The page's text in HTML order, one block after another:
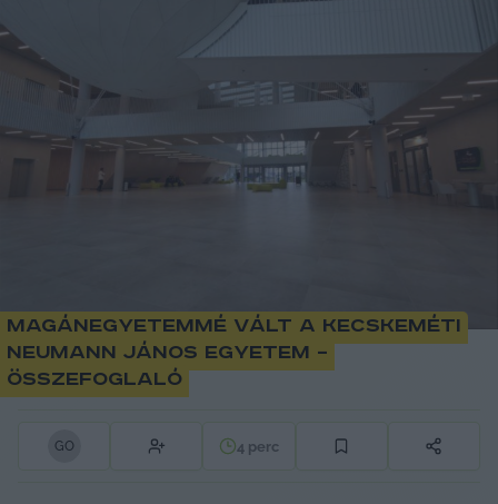
Magánegyetemmé vált a kecskeméti
Neumann János Egyetem –
összefoglaló
GO 4 perc